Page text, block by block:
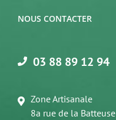
NOUS CONTACTER
03 88 89 12 94
Zone Artisanale
8a rue de la Batteuse